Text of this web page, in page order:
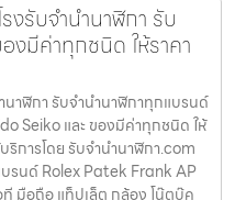
งรับจำนำนาฬิกา รับ
งมีค่าทุกชนิด ให้ราคา
นาฬิกา รับจำนำนาฬิกาทุกแบรนด์
Seiko และ ของมีค่าทุกชนิด ให้
ริการโดย รับจํานํานาฬิกา.com
รนด์ Rolex Patek Frank AP
มือถือ แท็ปเล็ต กล้อง โน๊ตบุ๊ค